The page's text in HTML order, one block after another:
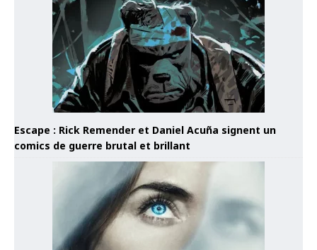
Escape : Rick Remender et Daniel Acuña signent un
comics de guerre brutal et brillant